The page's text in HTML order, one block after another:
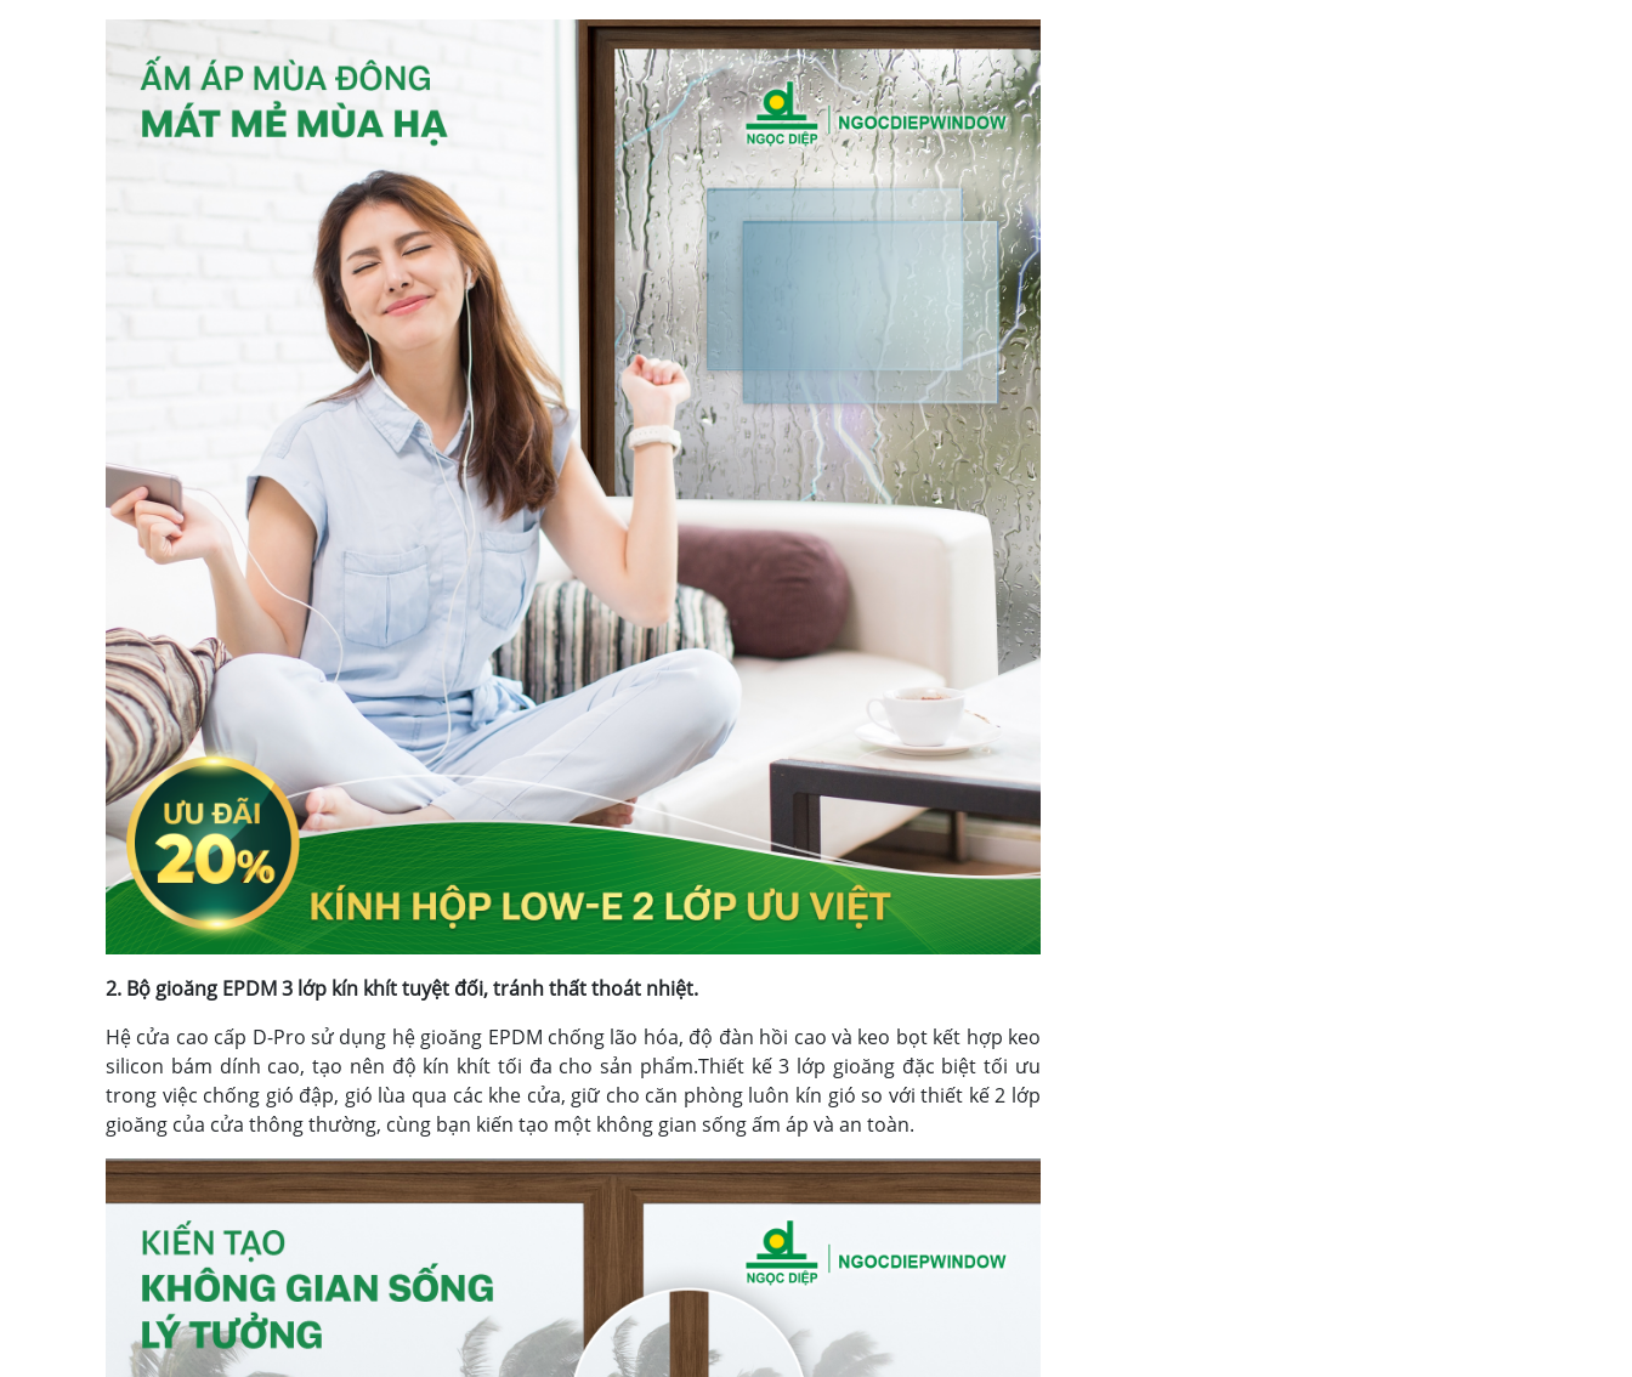
2. Bộ gioăng EPDM 3 lớp kín khít tuyệt đối, tránh thất thoát nhiệt.
Hệ cửa cao cấp D-Pro sử dụng hệ gioăng EPDM chống lão hóa, độ đàn hồi cao và keo bọt kết hợp keo
silicon bám dính cao, tạo nên độ kín khít tối đa cho sản phẩm.Thiết kế 3 lớp gioăng đặc biệt tối ưu
trong việc chống gió đập, gió lùa qua các khe cửa, giữ cho căn phòng luôn kín gió so với thiết kế 2 lớp
gioăng của cửa thông thường, cùng bạn kiến tạo một không gian sống ấm áp và an toàn.